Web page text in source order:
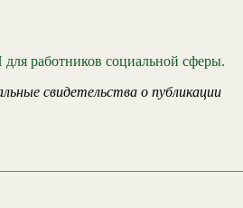
работников социальной сферы.
свидетельства о публикации